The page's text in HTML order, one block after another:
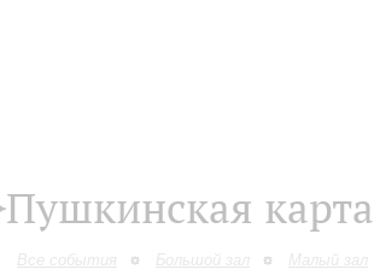
Пушкинская карта
Все события Большой зал Малый зал